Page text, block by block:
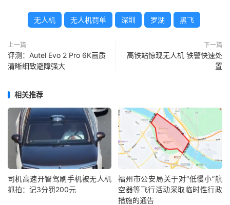
无人机 无人机罚单 深圳 罗湖 黑飞
上一篇
评测：Autel Evo 2 Pro 6K画质
清晰细致避障强大
下一篇
高铁站惊现无人机 铁警快速处
置
相关推荐
司机高速开智驾刷手机被无人机
抓拍：记3分罚200元
福州市公安局关于对“低慢小”航
空器等飞行活动采取临时性行政
措施的通告